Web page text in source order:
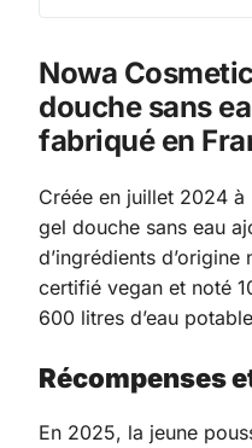
Nowa
douche sans
fabriqué en
Créée en juillet 2024
gel douche sans eau
d’ingrédients
certifié vegan et noté
600 litres d’eau
Récompenses
En 2025, la jeune